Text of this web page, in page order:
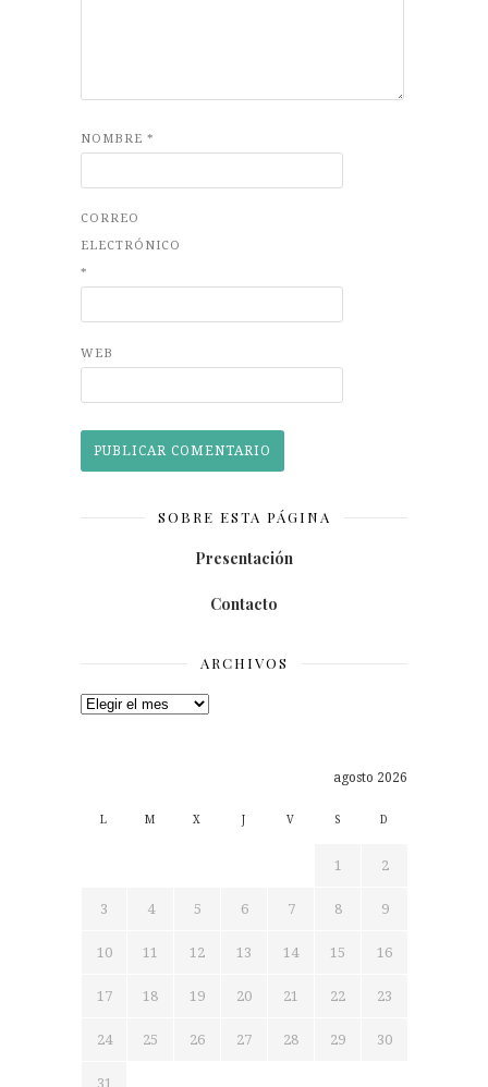
NOMBRE *
CORREO
ELECTRÓNICO
*
WEB
SOBRE ESTA PÁGINA
Presentación
Contacto
ARCHIVOS
Archivos
agosto 2026
L M X J V S D
1 2
3 4 5 6 7 8 9
10 11 12 13 14 15 16
17 18 19 20 21 22 23
24 25 26 27 28 29 30
31